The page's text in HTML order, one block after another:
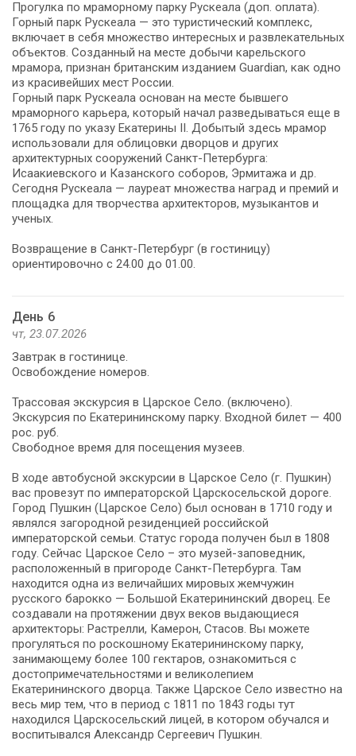
Прогулка по мраморному парку Рускеала (доп. оплата).
Горный парк Рускеала — это туристический комплекс,
включает в себя множество интересных и развлекательных
объектов. Созданный на месте добычи карельского
мрамора, признан британским изданием Guardian, как одно
из красивейших мест России.
Горный парк Рускеала основан на месте бывшего
мраморного карьера, который начал разведываться еще в
1765 году по указу Екатерины II. Добытый здесь мрамор
использовали для облицовки дворцов и других
архитектурных сооружений Санкт-Петербурга:
Исаакиевского и Казанского соборов, Эрмитажа и др.
Сегодня Рускеала — лауреат множества наград и премий и
площадка для творчества архитекторов, музыкантов и
ученых.
Возвращение в Санкт-Петербург (в гостиницу)
ориентировочно с 24.00 до 01.00.
День 6
чт, 23.07.2026
Завтрак в гостинице.
Освобождение номеров.
Трассовая экскурсия в Царское Село. (включено).
Экскурсия по Екатерининскому парку. Входной билет — 400
рос. руб.
Свободное время для посещения музеев.
В ходе автобусной экскурсии в Царское Село (г. Пушкин)
вас провезут по императорской Царскосельской дороге.
Город Пушкин (Царское Село) был основан в 1710 году и
являлся загородной резиденцией российской
императорской семьи. Статус города получен был в 1808
году. Сейчас Царское Село – это музей-заповедник,
расположенный в пригороде Санкт-Петербурга. Там
находится одна из величайших мировых жемчужин
русского барокко — Большой Екатерининский дворец. Ее
создавали на протяжении двух веков выдающиеся
архитекторы: Растрелли, Камерон, Стасов. Вы можете
прогуляться по роскошному Екатерининскому парку,
занимающему более 100 гектаров, ознакомиться с
достопримечательностями и великолепием
Екатерининского дворца. Также Царское Село известно на
весь мир тем, что в период с 1811 по 1843 годы тут
находился Царскосельский лицей, в котором обучался и
воспитывался Александр Сергеевич Пушкин.